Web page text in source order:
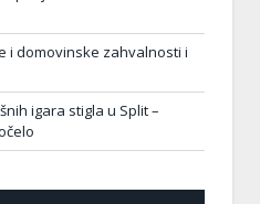
i domovinske zahvalnosti i
igara stigla u Split –